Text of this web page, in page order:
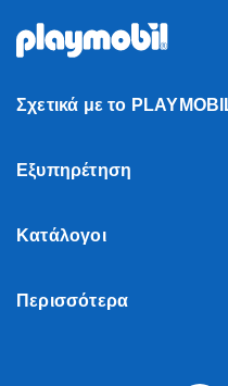
Σχετικά με το
Εξυπηρέτηση
Κατάλογοι
Περισσότερα